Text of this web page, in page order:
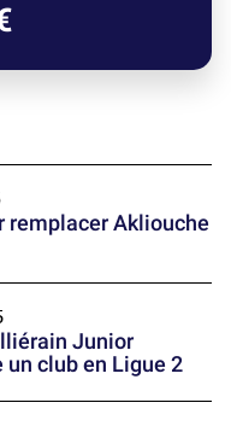
remplacer Akliouche
Junior
club en Ligue 2